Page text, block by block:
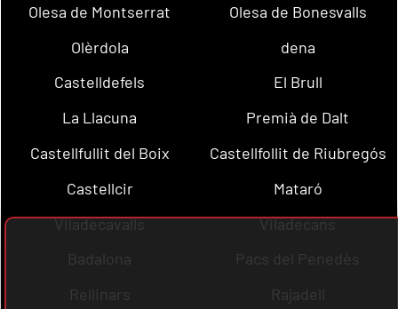
Olesa de Montserrat
Olesa de Bonesvalls
Olèrdola
dena
Castelldefels
El Brull
La Llacuna
Premià de Dalt
Castellfullit del Boix
Castellfollit de Riubregós
Castellcir
Mataró
Viladecavalls
Viladecans
Badalona
Pacs del Penedès
Rellinars
Rajadell